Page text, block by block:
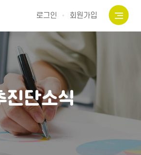
로그인 회원가입
진단소식